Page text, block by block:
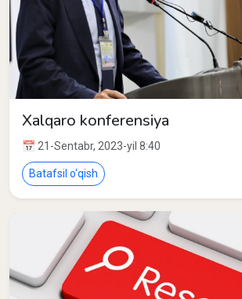
Xalqaro konferensiya
📅 21-Sentabr, 2023-yil 8:40
Batafsil o‘qish